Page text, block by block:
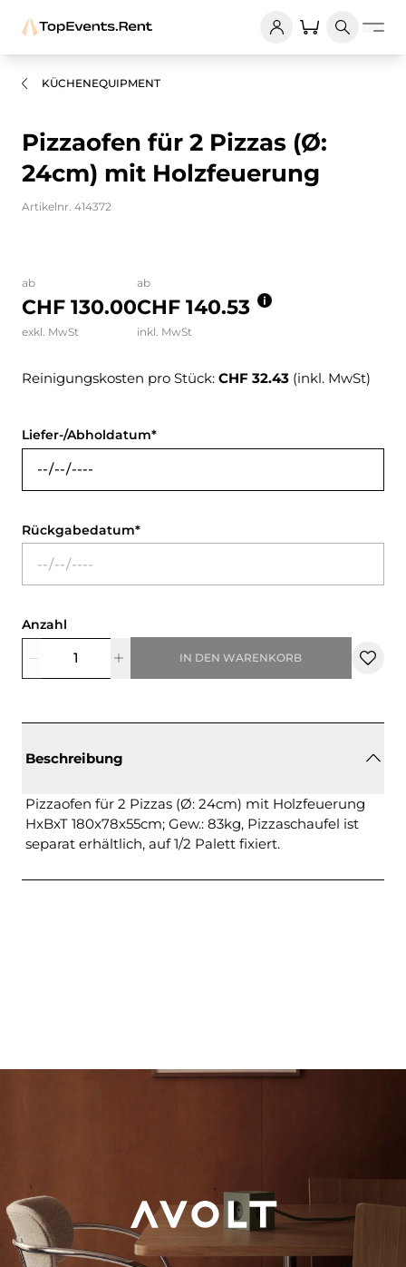
KÜCHENEQUIPMENT
Pizzaofen für 2 Pizzas (Ø:
24cm) mit Holzfeuerung
Artikelnr. 414372
ab
CHF 130.00
exkl. MwSt
ab
CHF 140.53
inkl. MwSt
Reinigungskosten pro Stück: CHF 32.43 (inkl. MwSt)
Liefer-/Abholdatum
Rückgabedatum
Anzahl
IN DEN WARENKORB
Beschreibung
Pizzaofen für 2 Pizzas (Ø: 24cm) mit Holzfeuerung
HxBxT 180x78x55cm; Gew.: 83kg, Pizzaschaufel ist
separat erhältlich, auf 1/2 Palett fixiert.